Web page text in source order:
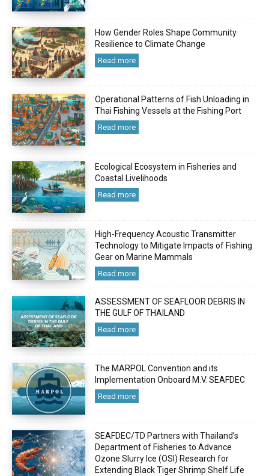
How Gender Roles Shape Community
Resilience to Climate Change
Read more
Operational Patterns of Fish Unloading in
Thai Fishing Vessels at the Fishing Port
Read more
Ecological Ecosystem in Fisheries and
Coastal Livelihoods
Read more
High-Frequency Acoustic Transmitter
Technology to Mitigate Impacts of Fishing
Gear on Marine Mammals
Read more
ASSESSMENT OF SEAFLOOR DEBRIS IN
THE GULF OF THAILAND
Read more
The MARPOL Convention and its
Implementation Onboard M.V. SEAFDEC
Read more
SEAFDEC/TD Partners with Thailand’s
Department of Fisheries to Advance
Ozone Slurry Ice (OSI) Research for
Extending Black Tiger Shrimp Shelf Life